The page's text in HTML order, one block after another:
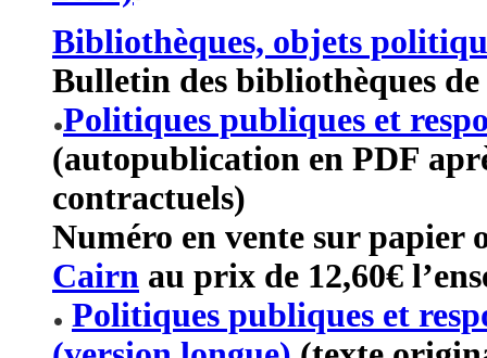
Bibliothèques, objets
Bulletin des bibliothèques de
Politiques publiques et
(autopublication en PDF
contractuels)
Numéro en vente sur papier
Cairn au prix de 12,60€
Politiques publiques et